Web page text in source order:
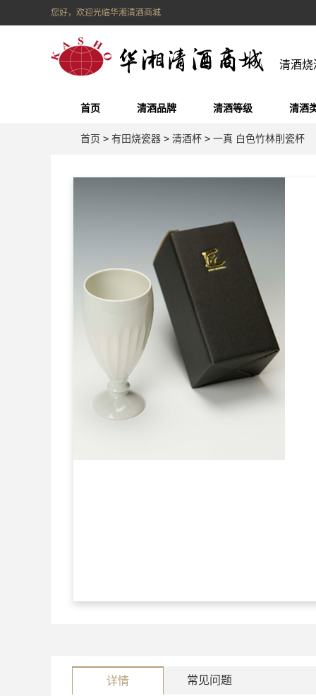
您好，欢迎光临华湘清酒商城
清酒烧
首页 清酒品牌 清酒等级 清酒
首页 > 有田烧瓷器 > 清酒杯 > 一真 白色竹林削瓷杯
详情 常见问题